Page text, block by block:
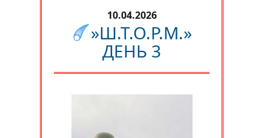
10.04.2026
»Ш.Т.О.Р.М.»
ДЕНЬ 3